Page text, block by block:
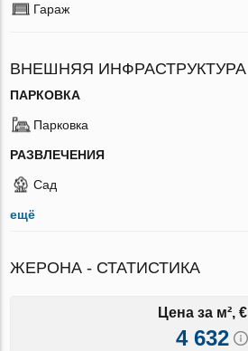
Гараж
ВНЕШНЯЯ ИНФРАСТРУКТУРА
ПАРКОВКА
Парковка
РАЗВЛЕЧЕНИЯ
Сад
ещё
ЖЕРОНА - СТАТИСТИКА
Цена за м², €
4 632